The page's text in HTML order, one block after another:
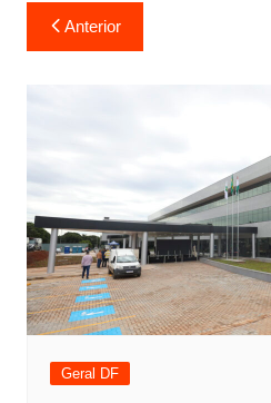
Navegação
de
Post
Anterior
Geral DF